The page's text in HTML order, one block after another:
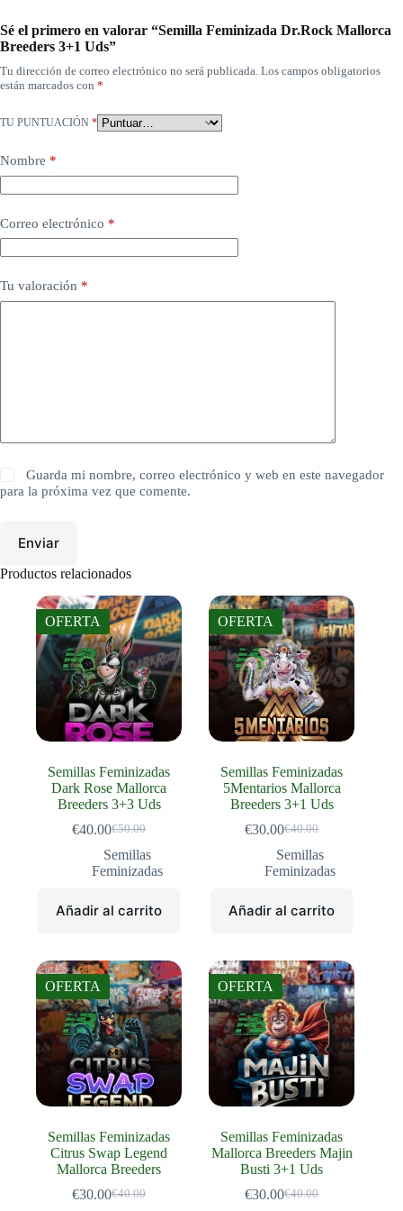
Sé el primero en valorar “Semilla Feminizada Dr.Rock Mallorca
Breeders 3+1 Uds”
Tu dirección de correo electrónico no será publicada. Los campos obligatorios
están marcados con *
TU PUNTUACIÓN *
Nombre *
Correo electrónico *
Tu valoración *
Guarda mi nombre, correo electrónico y web en este navegador
para la próxima vez que comente.
Enviar
Productos relacionados
OFERTA
Semillas Feminizadas
Dark Rose Mallorca
Breeders 3+3 Uds
€50.00
El
precio
original
€40.00El
precio
actual
Semillas
Feminizadas
Añadir al carrito
OFERTA
Semillas Feminizadas
5Mentarios Mallorca
Breeders 3+1 Uds
€40.00
El
precio
original
€30.00El
precio
actual
Semillas
Feminizadas
Añadir al carrito
OFERTA
Semillas Feminizadas
Citrus Swap Legend
Mallorca Breeders
€40.00
El
€30.00El
OFERTA
Semillas Feminizadas
Mallorca Breeders Majin
Busti 3+1 Uds
€40.00
El
€30.00El